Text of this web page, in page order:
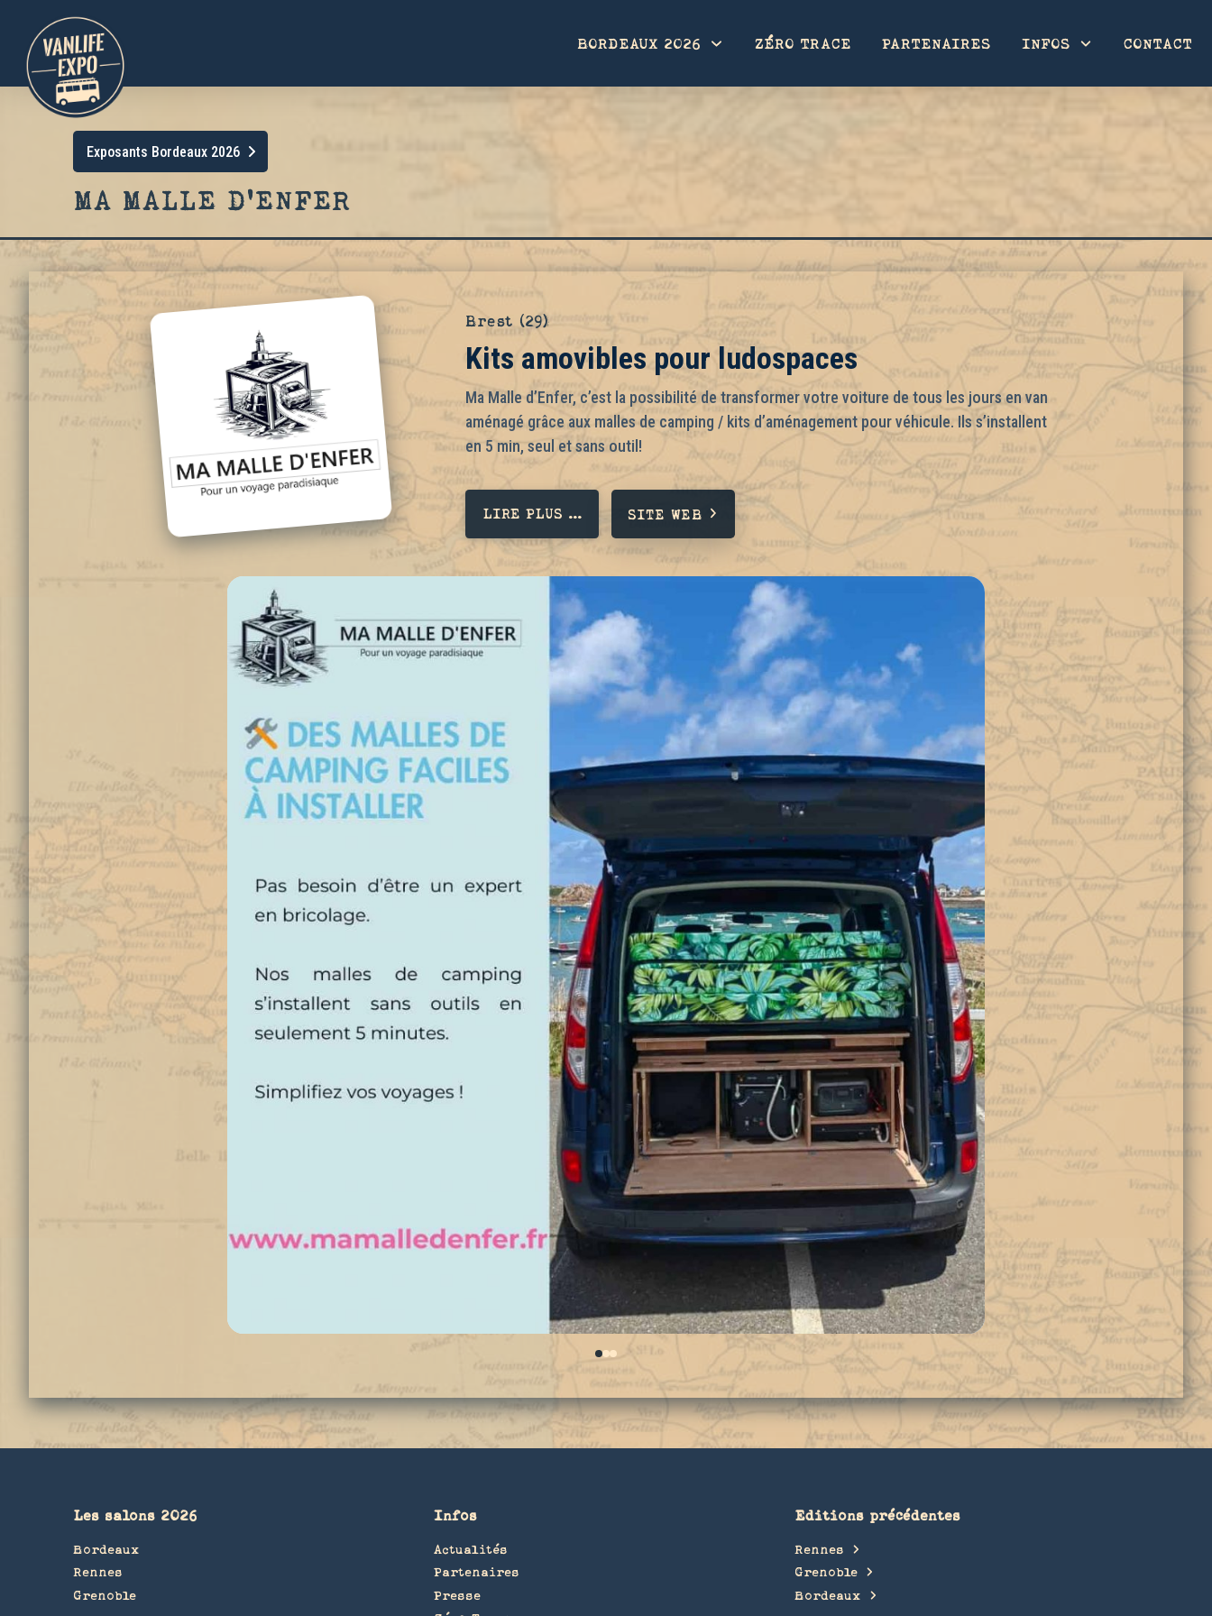
BORDEAUX 2026 ZÉRO TRACE PARTENAIRES INFOS CONTACT
Exposants Bordeaux 2026
MA MALLE D’ENFER
Brest (29)
Kits amovibles pour ludospaces
Ma Malle d’Enfer, c’est la possibilité de transformer votre voiture de tous les jours en van
aménagé grâce aux malles de camping / kits d’aménagement pour véhicule. Ils s’installent
en 5 min, seul et sans outil!
LIRE PLUS ... SITE WEB
012
Les salons 2026
Bordeaux
Rennes
Grenoble
Infos
Actualités
Partenaires
Presse
Editions précédentes
Rennes
Grenoble
Bordeaux